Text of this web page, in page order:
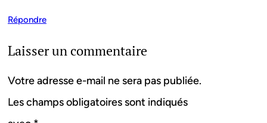
Répondre
Laisser un commentaire
Votre adresse e-mail ne sera pas publiée.
Les champs obligatoires sont indiqués